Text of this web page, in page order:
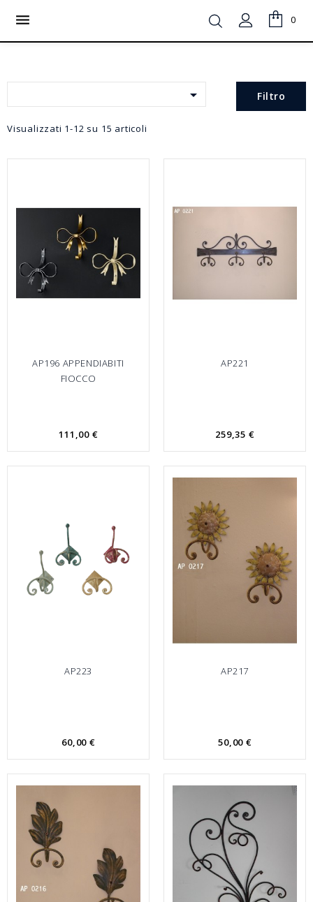
LA SPEDIZIONE È GRATUITA IN TUTTA ITALIA PER ORDINI
VIENI A TROVARCI IN NEGOZIO
 0
 Filtro
Visualizzati 1-12 su 15 articoli
AP196 APPENDIABITI
FIOCCO
111,00 €
AP221
259,35 €
AP223
60,00 €
AP217
50,00 €